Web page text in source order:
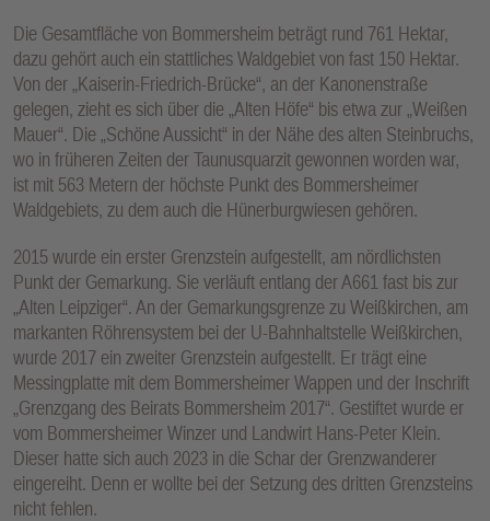
Die Gesamtfläche von Bommersheim beträgt rund 761 Hektar,
dazu gehört auch ein stattliches Waldgebiet von fast 150 Hektar.
Von der „Kaiserin-Friedrich-Brücke“, an der Kanonenstraße
gelegen, zieht es sich über die „Alten Höfe“ bis etwa zur „Weißen
Mauer“. Die „Schöne Aussicht“ in der Nähe des alten Steinbruchs,
wo in früheren Zeiten der Taunusquarzit gewonnen worden war,
ist mit 563 Metern der höchste Punkt des Bommersheimer
Waldgebiets, zu dem auch die Hünerburgwiesen gehören.
2015 wurde ein erster Grenzstein aufgestellt, am nördlichsten
Punkt der Gemarkung. Sie verläuft entlang der A661 fast bis zur
„Alten Leipziger“. An der Gemarkungsgrenze zu Weißkirchen, am
markanten Röhrensystem bei der U-Bahnhaltstelle Weißkirchen,
wurde 2017 ein zweiter Grenzstein aufgestellt. Er trägt eine
Messingplatte mit dem Bommersheimer Wappen und der Inschrift
„Grenzgang des Beirats Bommersheim 2017“. Gestiftet wurde er
vom Bommersheimer Winzer und Landwirt Hans-Peter Klein.
Dieser hatte sich auch 2023 in die Schar der Grenzwanderer
eingereiht. Denn er wollte bei der Setzung des dritten Grenzsteins
nicht fehlen.